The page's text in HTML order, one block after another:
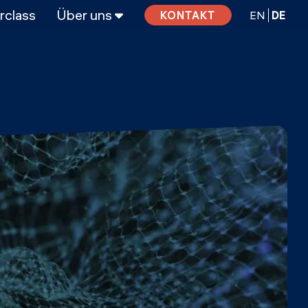
Über uns KONTAKT EN DE